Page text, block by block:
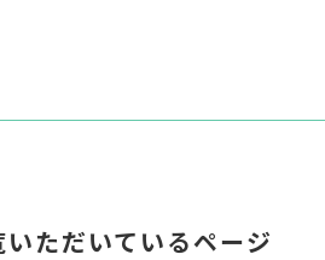
いただいているページ